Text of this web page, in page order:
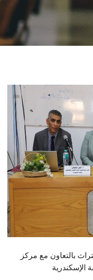
الأنظمة الذكية
الإعلام
الطلاب
هيئة التدريس
الدراسات العليا
الخريجين
الموظفون
الزائـرون
بالتعاون مع مركز
الإسكندرية